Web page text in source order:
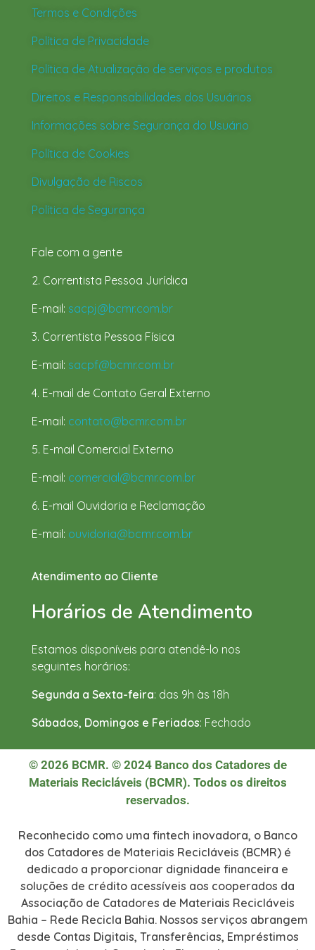
Termos e Condições
Política de Privacidade
Política de Atualização de serviços e produtos
Direitos e Responsabilidades dos Usuários
Informações sobre Segurança do Usuário
Política de Cookies
Divulgação de Riscos
Política de Segurança
Fale com a gente
2. Correntista Pessoa Jurídica
E-mail: sacpj@bcmr.com.br
3. Correntista Pessoa Física
E-mail: sacpf@bcmr.com.br
4. E-mail de Contato Geral Externo
E-mail: contato@bcmr.com.br
5. E-mail Comercial Externo
E-mail: comercial@bcmr.com.br
6. E-mail Ouvidoria e Reclamação
E-mail: ouvidoria@bcmr.com.br
Atendimento ao Cliente
Horários de Atendimento
Estamos disponíveis para atendê-lo nos
seguintes horários:
Segunda a Sexta-feira: das 9h às 18h
Sábados, Domingos e Feriados: Fechado
© 2026 BCMR. © 2024 Banco dos Catadores de
Materiais Recicláveis (BCMR). Todos os direitos
reservados.
Reconhecido como uma fintech inovadora, o Banco
dos Catadores de Materiais Recicláveis (BCMR) é
dedicado a proporcionar dignidade financeira e
soluções de crédito acessíveis aos cooperados da
Associação de Catadores de Materiais Recicláveis
Bahia – Rede Recicla Bahia. Nossos serviços abrangem
desde Contas Digitais, Transferências, Empréstimos